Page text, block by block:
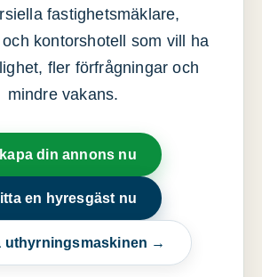
fastighetsmäklare,
kontorshotell som vill ha
fler förfrågningar och
mindre vakans.
din annons nu
en hyresgäst nu
uthyrningsmaskinen →